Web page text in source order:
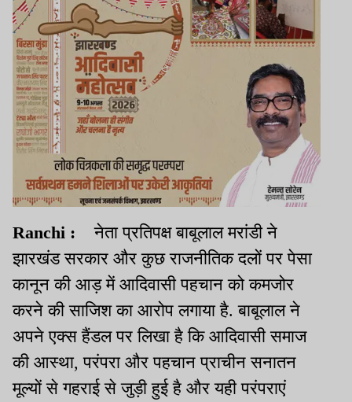
Ranchi :
नेता प्रतिपक्ष बाबूलाल मरांडी ने
झारखंड सरकार और कुछ राजनीतिक दलों पर पेसा
कानून की आड़ में आदिवासी पहचान को कमजोर
करने की साजिश का आरोप लगाया है. बाबूलाल ने
अपने एक्स हैंडल पर लिखा है कि आदिवासी समाज
की आस्था, परंपरा और पहचानप्राचीन सनातन
मूल्यों से गहराई से जुड़ी हुई है और यही परंपराएं